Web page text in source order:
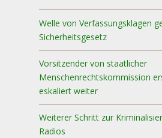
Welle von Verfassungsklagen
Sicherheitsgesetz
Vorsitzender von staatlicher
Menschenrechtskommission
eskaliert weiter
Weiterer Schritt zur
Radios